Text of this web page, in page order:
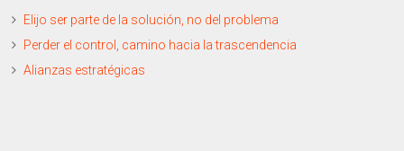
Elijo ser parte de la solución, no del problema
Perder el control, camino hacia la trascendencia
Alianzas estratégicas